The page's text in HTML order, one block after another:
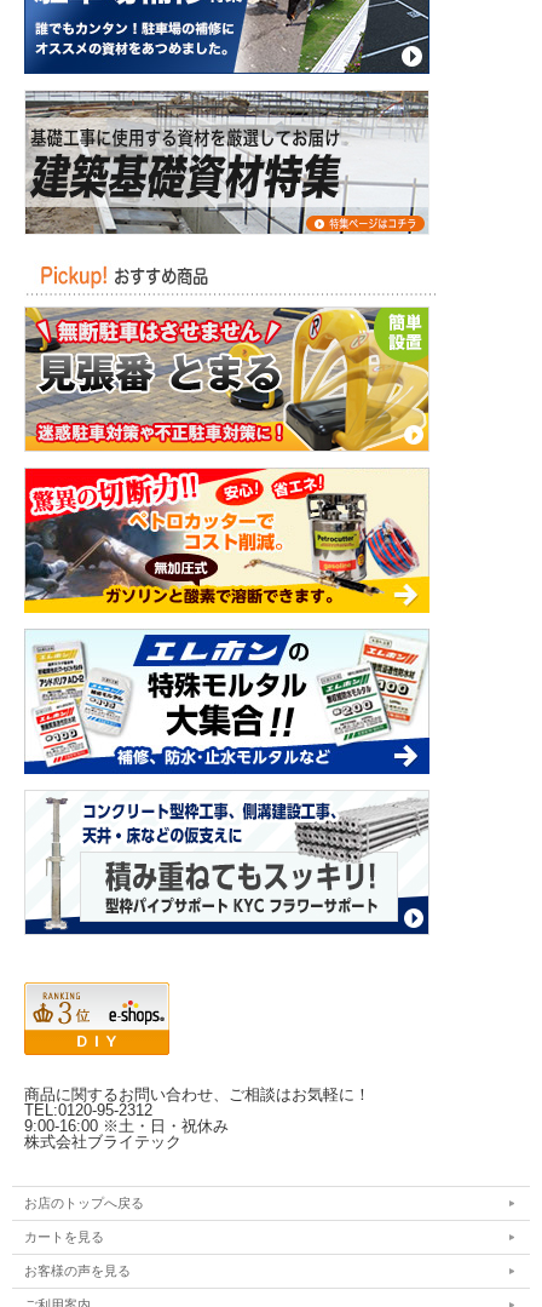
商品に関するお問い合わせ、ご相談はお気軽に！
TEL:0120-95-2312
9:00-16:00 ※土・日・祝休み
株式会社ブライテック
お店のトップへ戻る
カートを見る
お客様の声を見る